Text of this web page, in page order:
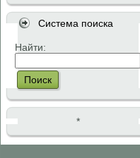
Система поиска
Найти:
Поиск
*